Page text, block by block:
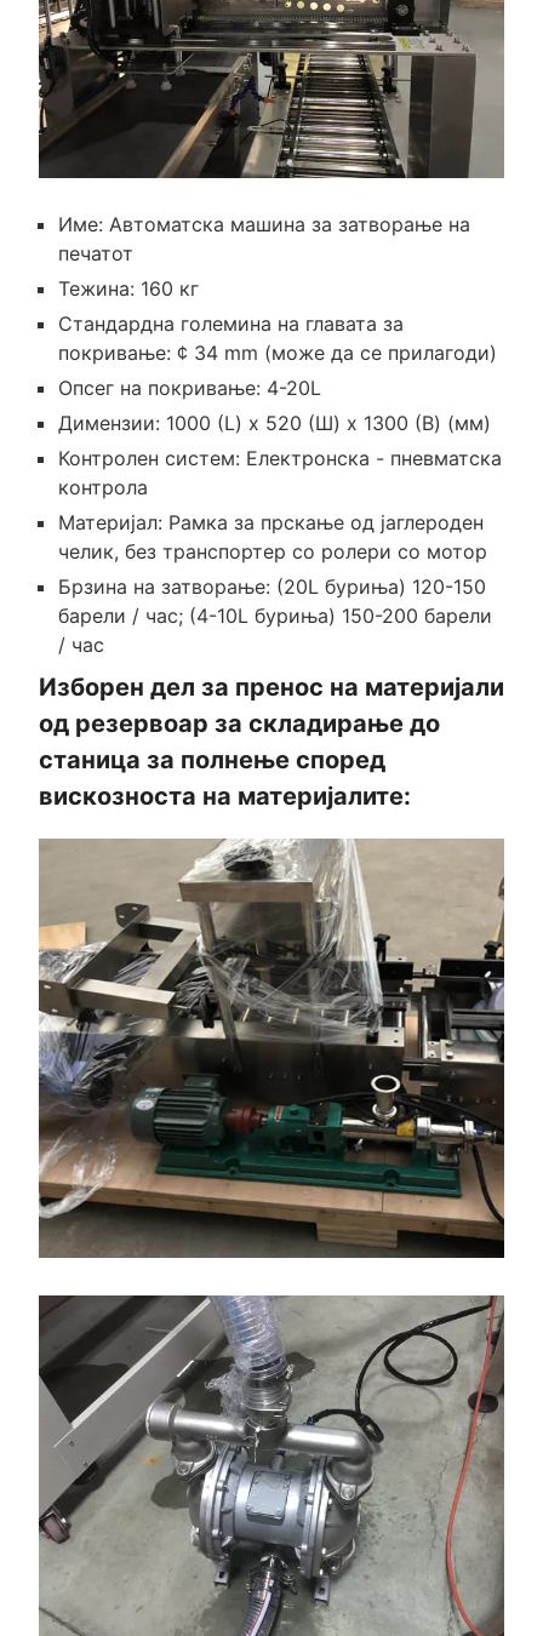
Име: Автоматска машина за затворање на
печатот
Тежина: 160 кг
Стандардна големина на главата за
покривање: ¢ 34 mm (може да се прилагоди)
Опсег на покривање: 4-20L
Димензии: 1000 (L) x 520 (Ш) x 1300 (В) (мм)
Контролен систем: Електронска - пневматска
контрола
Материјал: Рамка за прскање од јаглероден
челик, без транспортер со ролери со мотор
Брзина на затворање: (20L буриња) 120-150
барели / час; (4-10L буриња) 150-200 барели
/ час
Изборен дел за пренос на материјали
од резервоар за складирање до
станица за полнење според
вискозноста на материјалите: